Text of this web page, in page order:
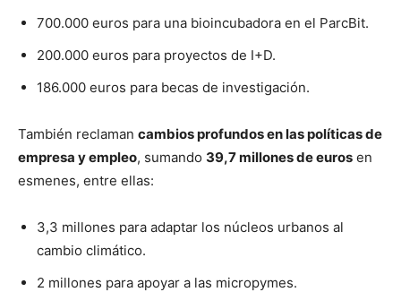
700.000 euros para una bioincubadora en el ParcBit.
200.000 euros para proyectos de I+D.
186.000 euros para becas de investigación.
También reclaman cambios profundos en las políticas de
empresa y empleo, sumando 39,7 millones de euros en
esmenes, entre ellas:
3,3 millones para adaptar los núcleos urbanos al
cambio climático.
2 millones para apoyar a las micropymes.